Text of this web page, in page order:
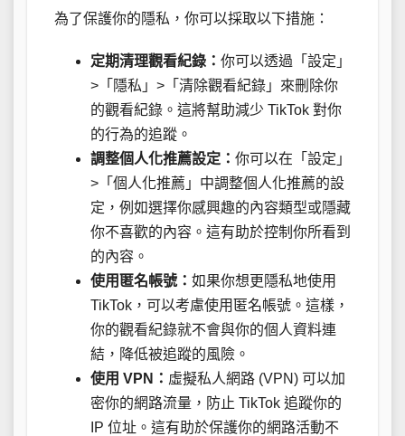
為了保護你的隱私，你可以採取以下措施：
定期清理觀看紀錄： 你可以透過「設定」
>「隱私」>「清除觀看紀錄」來刪除你
的觀看紀錄。這將幫助減少 TikTok 對你
的行為的追蹤。
調整個人化推薦設定： 你可以在「設定」
>「個人化推薦」中調整個人化推薦的設
定，例如選擇你感興趣的內容類型或隱藏
你不喜歡的內容。這有助於控制你所看到
的內容。
使用匿名帳號： 如果你想更隱私地使用
TikTok，可以考慮使用匿名帳號。這樣，
你的觀看紀錄就不會與你的個人資料連
結，降低被追蹤的風險。
使用 VPN： 虛擬私人網路 (VPN) 可以加
密你的網路流量，防止 TikTok 追蹤你的
IP 位址。這有助於保護你的網路活動不